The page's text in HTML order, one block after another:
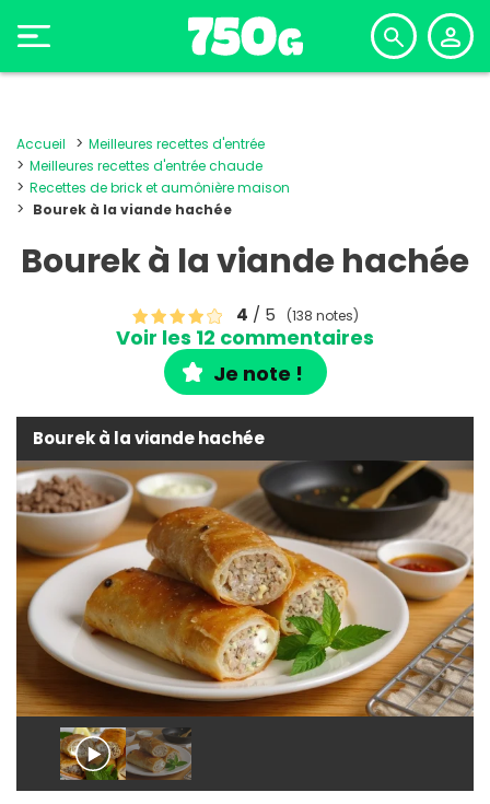
Accueil
Meilleures recettes d'entrée
Meilleures recettes d'entrée chaude
Recettes de brick et aumônière maison
Bourek à la viande hachée
Bourek à la viande hachée
4 / 5 (138 notes)
Voir les 12 commentaires
Je note !
Bourek à la viande hachée